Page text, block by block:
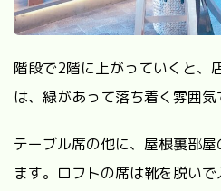
階段で2階に上がっていくと、
は、緑があって落ち着く雰囲気
テーブル席の他に、屋根裏部
ます。ロフトの席は靴を脱い